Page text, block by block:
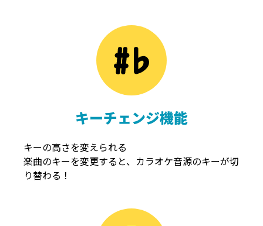
キーチェンジ機能
キーの高さを変えられる
楽曲のキーを変更すると、カラオケ音源のキーが切
り替わる！